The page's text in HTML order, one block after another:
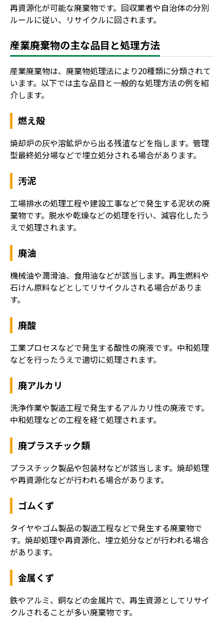
再資源化が可能な廃棄物です。回収業者や自治体の分別
ルールに従い、リサイクルに回されます。
産業廃棄物の主な品目と処理方法
産業廃棄物は、廃棄物処理法により20種類に分類されて
います。以下では主な品目と一般的な処理方法の例を紹
介します。
燃え殻
焼却炉の灰や溶鉱炉から出る残渣などを指します。管理
型最終処分場などで埋立処分される場合があります。
汚泥
工場排水の処理工程や建設工事などで発生する泥状の廃
棄物です。脱水や乾燥などの処理を行い、減容化したう
えで処理されます。
廃油
機械油や潤滑油、食用油などが該当します。再生燃料や
石けん原料などとしてリサイクルされる場合がありま
す。
廃酸
工業プロセスなどで発生する酸性の廃液です。中和処理
などを行ったうえで適切に処理されます。
廃アルカリ
洗浄作業や製造工程で発生するアルカリ性の廃液です。
中和処理などの工程を経て処理されます。
廃プラスチック類
プラスチック製品や包装材などが該当します。焼却処理
や再資源化などが行われる場合があります。
ゴムくず
タイヤやゴム製品の製造工程などで発生する廃棄物で
す。焼却処理や再資源化、埋立処分などが行われる場合
があります。
金属くず
鉄やアルミ、銅などの金属片で、再生資源としてリサイ
クルされることが多い廃棄物です。